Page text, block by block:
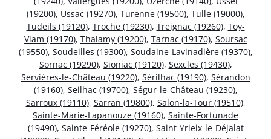
(19200), Ussac (19270), Turenne (19500), Tulle (19000),
Tudeils (19120), Troche (19230), Treignac (19260), Toy-
Viam (19170), Thalamy (19200), Tarnac (19170), Soursac
(19550), Soudeilles (19300), Soudaine-Lavinadière (19370),
Sornac (19290), Sioniac (19120), Sexcles (19430),
Servières-le-Château (19220), Sérilhac (19190), Sérandon
(19160), Seilhac (19700), Ségur-le-Château (19230),
Sarroux (19110), Sarran (19800), Salon-la-Tour (19510),
Sainte-Marie-Lapanouze (19160), Sainte-Fortunade
(19490), Sainte-Féréole (19270), Saint-Yrieix-le-Déjalat